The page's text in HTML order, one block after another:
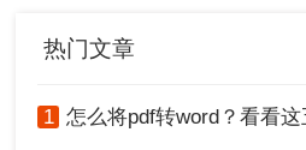
热门文章
1 怎么将pdf转word？看看这